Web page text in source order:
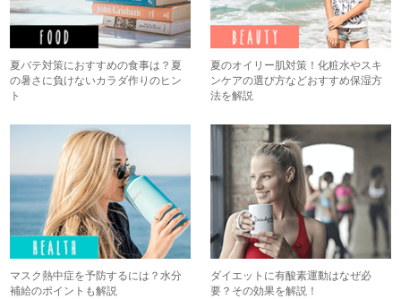
夏バテ対策におすすめの食事は？夏
の暑さに負けないカラダ作りのヒン
ト
夏のオイリー肌対策！化粧水やスキ
ンケアの選び方などおすすめ保湿方
法を解説
マスク熱中症を予防するには？水分
補給のポイントも解説
ダイエットに有酸素運動はなぜ必
要？その効果を解説！